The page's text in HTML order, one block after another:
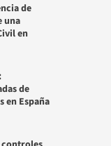
de
una
en
de
en España